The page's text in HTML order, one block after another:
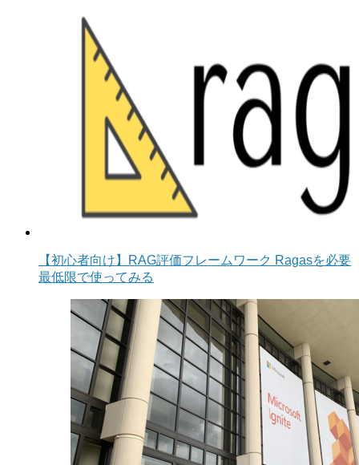
【初心者向け】RAG評価フレームワーク Ragasを必要
最低限で使ってみる